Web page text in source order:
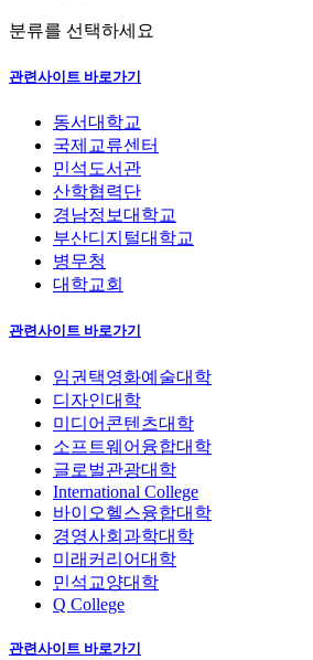
분류를 선택하세요
관련사이트 바로가기
동서대학교
국제교류센터
민석도서관
산학협력단
경남정보대학교
부산디지털대학교
병무청
대학교회
관련사이트 바로가기
임권택영화예술대학
디자인대학
미디어콘텐츠대학
소프트웨어융합대학
글로벌관광대학
International College
바이오헬스융합대학
경영사회과학대학
미래커리어대학
민석교양대학
Q College
관련사이트 바로가기